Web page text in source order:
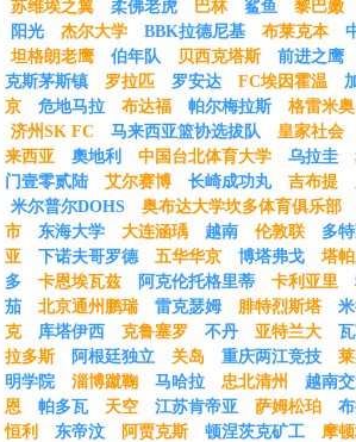
苏维埃之翼 柔佛老虎 巴林 鲨鱼
黎巴嫩
阳光
杰尔大学 BBK拉德尼基 布莱克本
坦格朗老鹰
伯年队 贝西克塔斯
前进之鹰
克斯茅斯镇
罗拉匹 罗安达 FC埃因霍温
京
危地马拉 布达福 帕尔梅拉斯
格雷米奥
济州SK FC
马来西亚篮协选拔队
皇家社会
来西亚
奧地利 中国台北体育大学 乌拉圭
门壹零贰陆
艾尔赛博 长崎成功丸 吉布提
米尔普尔DOHS
奥布达大学坎多体育俱乐部
市
东海大学 大连涵瑀 越南 伦敦联
多
亚
下诺夫哥罗德 五华华京 博塔弗戈
塔
多
卡恩埃瓦兹 阿克伦托格里蒂 卡利亚里
茄
北京通州鹏瑞 雷克瑟姆 腓特烈斯塔
克
库塔伊西 克鲁塞罗 不丹 亚特兰大
拉多斯
阿根廷独立 关岛 重庆两江竞技
明学院
淄博蹴鞠 马哈拉 忠北清州
越南
恩
帕多瓦 天空 江苏肯帝亚 萨姆松珀
恒利
东帝汶 阿贾克斯 顿涅茨克矿工
摩